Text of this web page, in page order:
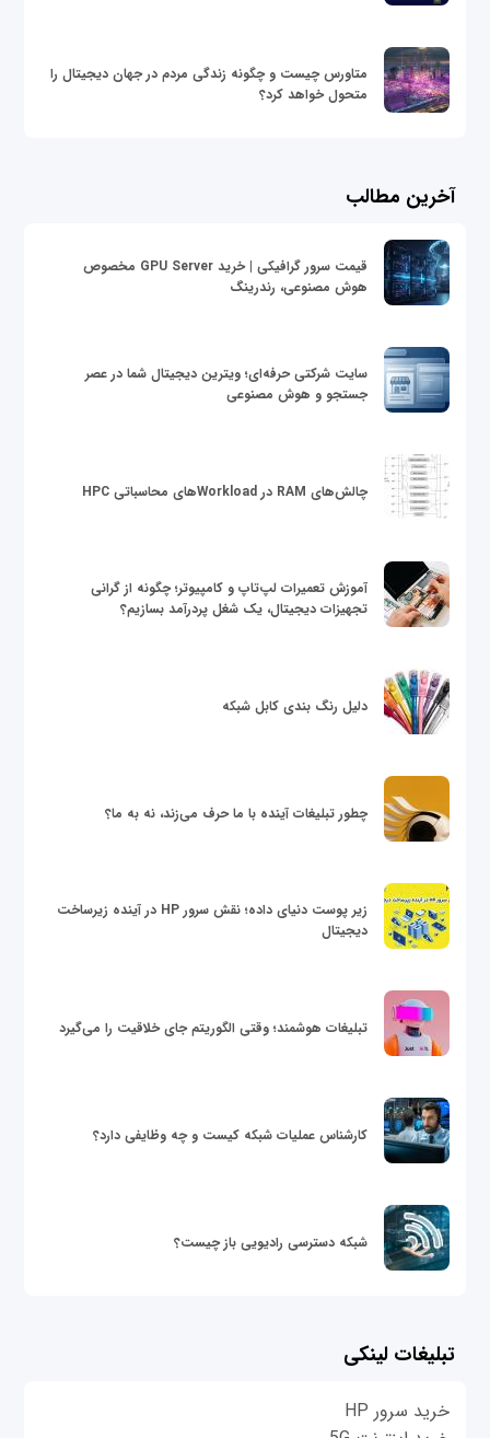
متاورس چیست و چگونه زندگی مردم در جهان دیجیتال را
متحول خواهد کرد؟
آخرین مطالب
قیمت سرور گرافیکی | خرید GPU Server مخصوص
هوش مصنوعی، رندرینگ
سایت شرکتی حرفه‌ای؛ ویترین دیجیتال شما در عصر
جستجو و هوش مصنوعی
چالش‌های RAM در Workloadهای محاسباتی HPC
آموزش تعمیرات لپ‌تاپ و کامپیوتر؛ چگونه از گرانی
تجهیزات دیجیتال، یک شغل پردرآمد بسازیم؟
دلیل رنگ بندی کابل شبکه
چطور تبلیغات آینده با ما حرف می‌زند، نه به ما؟
زیر پوست دنیای داده؛ نقش سرور HP در آینده زیرساخت
دیجیتال
تبلیغات هوشمند؛ وقتی الگوریتم جای خلاقیت را می‌گیرد
کارشناس عملیات شبکه کیست و چه وظایفی دارد؟
شبکه دسترسی رادیویی باز چیست؟
تبلیغات لینکی
خرید سرور HP